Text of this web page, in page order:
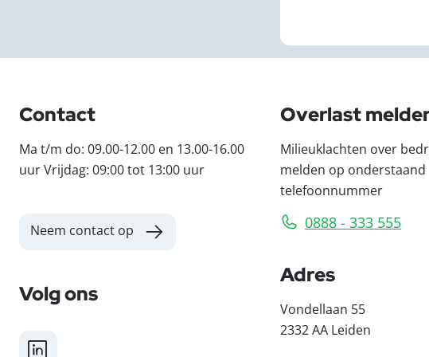
Contact
Ma t/m do: 09.00-12.00 en 13.00-16.00
uur Vrijdag: 09:00 tot 13:00 uur
Neem contact op
Volg ons
LinkedIn
Overlast
Milieuklachten over
melden op onderstaand
telefoonnummer
0888 - 333 555
Adres
Vondellaan 55
2332 AA Leiden